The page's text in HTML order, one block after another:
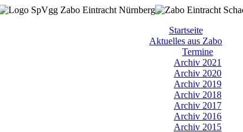
Startseite
Aktuelles aus Zabo
Termine
Archiv 2021
Archiv 2020
Archiv 2019
Archiv 2018
Archiv 2017
Archiv 2016
Archiv 2015